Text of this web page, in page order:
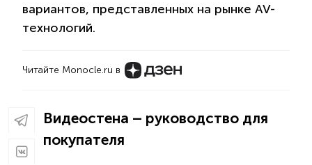
вариантов, представленных на рынке AV-
технологий.
Читайте Monocle.ru в
Видеостена – руководство для
покупателя